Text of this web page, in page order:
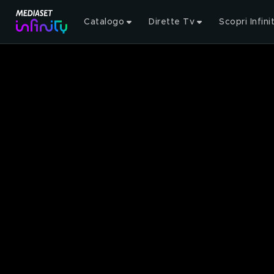
Catalogo Dirette Tv Scopri